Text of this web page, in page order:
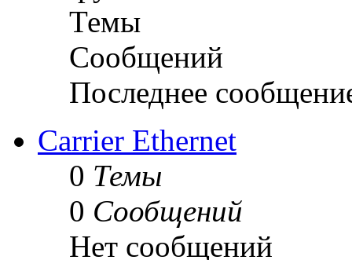
Темы
Сообщений
Последнее
Carrier Ethernet
0 Темы
0 Сообщений
Нет сообщений